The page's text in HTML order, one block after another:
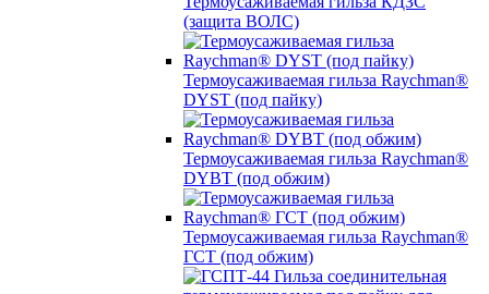
(защита ВОЛС)
Термоусаживаемая гильза Raychman®
DYST (под пайку)
Термоусаживаемая гильза Raychman®
DYBT (под обжим)
Термоусаживаемая гильза Raychman®
ГСТ (под обжим)